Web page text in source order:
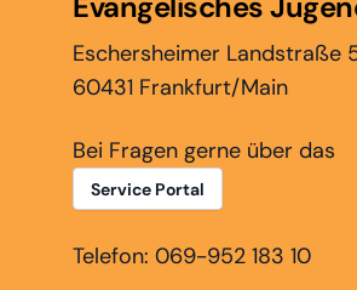
Eschersheimer Landstraße
60431 Frankfurt/Main
Bei Fragen gerne über das
Service Portal
Telefon: 069-952 183 10